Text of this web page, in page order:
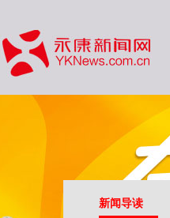
新闻导读